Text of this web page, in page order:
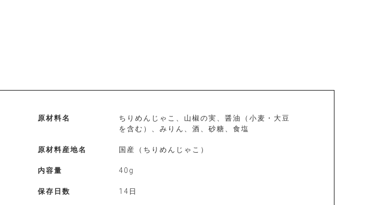
原材料名
ちりめんじゃこ、山椒の実、醤油（小麦・大豆
を含む）、みりん、酒、砂糖、食塩
原材料産地名 国産（ちりめんじゃこ）
内容量 40g
保存日数 14日